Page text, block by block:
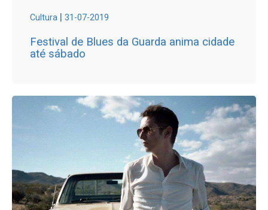
Cultura | 31-07-2019
Festival de Blues da Guarda anima cidade
até sábado